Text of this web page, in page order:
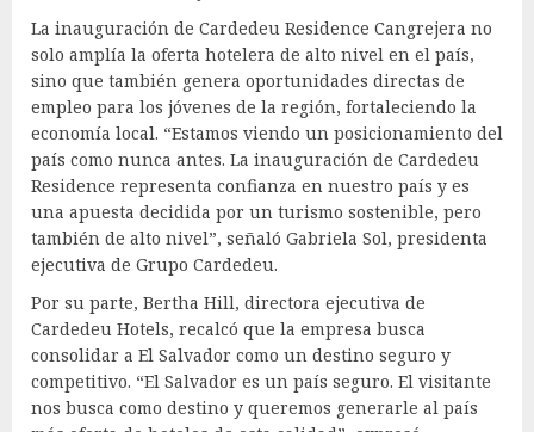
La inauguración de Cardedeu Residence Cangrejera no
solo amplía la oferta hotelera de alto nivel en el país,
sino que también genera oportunidades directas de
empleo para los jóvenes de la región, fortaleciendo la
economía local. “Estamos viendo un posicionamiento del
país como nunca antes. La inauguración de Cardedeu
Residence representa confianza en nuestro país y es
una apuesta decidida por un turismo sostenible, pero
también de alto nivel”, señaló Gabriela Sol, presidenta
ejecutiva de Grupo Cardedeu.
Por su parte, Bertha Hill, directora ejecutiva de
Cardedeu Hotels, recalcó que la empresa busca
consolidar a El Salvador como un destino seguro y
competitivo. “El Salvador es un país seguro. El visitante
nos busca como destino y queremos generarle al país